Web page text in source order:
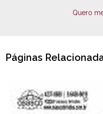
Quero
Páginas